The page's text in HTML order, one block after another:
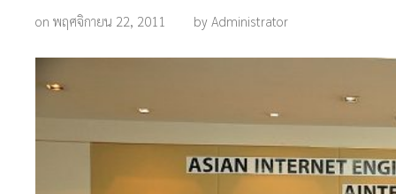
on พฤศจิกายน 22, 2011 by Administrator